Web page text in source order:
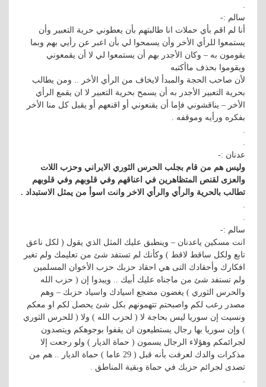
.
سالم :-
أنا لم اقم بأي حملات انا طالبتهم بأن يعطوني حرية التعبير وأن
يستمعوا للرأي الأخر وأن يسمحوا لي بأن اعبر عن رأيي بهم وبما
يقومون به – وكان الأجدر بهم أن يستمعوا لي لا أن يقمعوني
ويقوموا بحذف ماأكتبه
لأن صاحب الحجة والمبدأ لايخاف من الرأي الأخر .. ومن يطالب
بحرية التعبير الأجدر به أن يسمح بحرية التعبير لا ان يقمع الرأي
الأخر – يناقشوني فإما أن يقنعوني أو اقنعهم أو يقبل كل منا الأخر
بفكره ورأيه وموقفه .
.
.
عدنان :-
وليس هم من قام بجلب الحرس الثوري الايراني وحزب اللات
والعزى لقنص المتظاهرين في اعناقهم وفي قلوبهم وفي قلوبهم
تطالب بالحرية والرأي والرأي الاخر وانت اسوأ من يمثل الاستبداد .
.
.
سالم :-
انت مسكين ياعدنان – وينطبق عليك المثل الذي يقول ( لكل ناعق
تابع ولكل ساقط لاقط ) وكأنك لم تستفد شئ من تعليمك ولم تغير
افكارك وأحقادك التى هي احقاد حزبك حزب الأخوان المسلمين
ولم تستفد شئ من ماجناه عليك أبيك .. ويبدوا إن ( حزب الله
والحرس الثوري ) يغضون مضجع اسيادك واسياد حزبك – وهم
مصدر رعب لكم واصبحتم تتهمونهم بكل شئ يحصل لكم او معكم
ونسيت إن سوريا ليس بحاجة لا ( لحزب الله ) ولا ( للحرس الثوري
) وإن سوريا بها رجال يستطيعون ان يقفوا بوجوهكم ويتصدون
لجرائمكم وهؤلاء الرجال يسمون ( حماة الديار ) ولو رجعت إلا
مذكرات والدك لعرفت بأنه قبل ( 29 عاما ) حماة الديار .. هم من
تصدى لجرائم حزبك في حماة وبقية المناطق .
.